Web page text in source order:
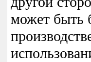
может быть